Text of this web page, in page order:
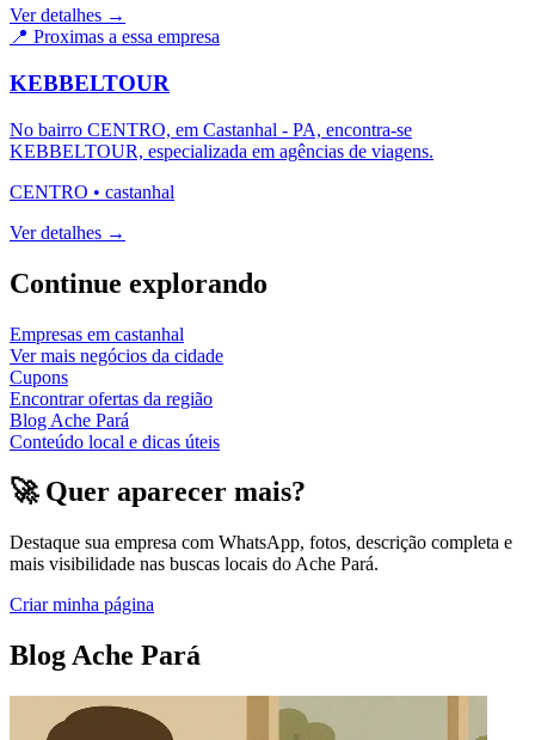
Ver detalhes →
📍 Proximas a essa empresa
KEBBELTOUR
No bairro CENTRO, em Castanhal - PA, encontra-se
KEBBELTOUR, especializada em agências de viagens.
CENTRO • castanhal
Ver detalhes →
Continue explorando
Empresas em castanhal
Ver mais negócios da cidade
Cupons
Encontrar ofertas da região
Blog Ache Pará
Conteúdo local e dicas úteis
🚀 Quer aparecer mais?
Destaque sua empresa com WhatsApp, fotos, descrição completa e
mais visibilidade nas buscas locais do Ache Pará.
Criar minha página
Blog Ache Pará